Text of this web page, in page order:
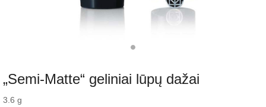
„Semi-Matte“ geliniai lūpų dažai
3.6 g